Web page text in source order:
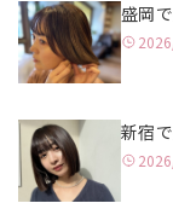
浦和
津田沼
高田馬場
立川
北九州
大分
熊本
鹿児島
盛岡
新宿